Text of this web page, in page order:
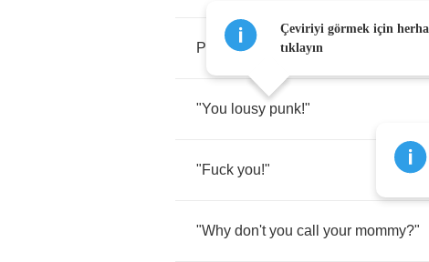
Put your clothes on,
"You lousy punk!"
"Fuck you!"
"Why don't you call your mommy?"
Çeviriyi görmek için
tıklayın